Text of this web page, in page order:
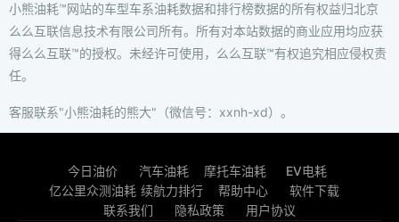
小熊油耗™网站的车型车系油耗数据和排行榜数据的所有权益归北京
么么互联信息技术有限公司所有。所有对本站数据的商业应用均应获
得么么互联™的授权。未经许可使用，么么互联™有权追究相应侵权责
任。
客服联系"小熊油耗的熊大"（微信号：xxnh-xd）。
今日油价 汽车油耗 摩托车油耗
EV电耗
亿公里众测油耗 续航力排行 帮助中心
软件下载
联系我们
隐私政策 用户协议